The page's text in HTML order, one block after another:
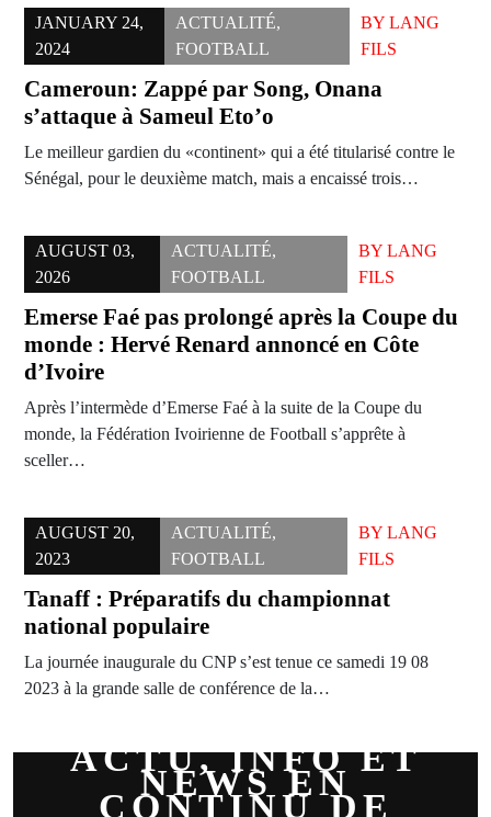
JANUARY 24,
2024
ACTUALITÉ,
FOOTBALL
BY LANG
FILS
Cameroun: Zappé par Song, Onana
s’attaque à Sameul Eto’o
Le meilleur gardien du «continent» qui a été titularisé contre le
Sénégal, pour le deuxième match, mais a encaissé trois…
AUGUST 03,
2026
ACTUALITÉ,
FOOTBALL
BYLANG
FILS
Emerse Faé pas prolongé après la Coupe du
monde : Hervé Renard annoncé en Côte
d’Ivoire
Après l’intermède d’Emerse Faé à la suite de la Coupe du
monde, la Fédération Ivoirienne de Football s’apprête à
sceller…
AUGUST 20,
2023
ACTUALITÉ,
FOOTBALL
BYLANG
FILS
Tanaff : Préparatifs du championnat
national populaire
La journée inaugurale du CNP s’est tenue ce samedi 19 08
2023 à la grande salle de conférence de la…
ACTU, INFO ET
NEWS EN
CONTINU DE